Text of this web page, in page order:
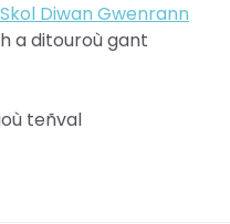
Skol Diwan Gwenrann
a ditouroù gant
teñval